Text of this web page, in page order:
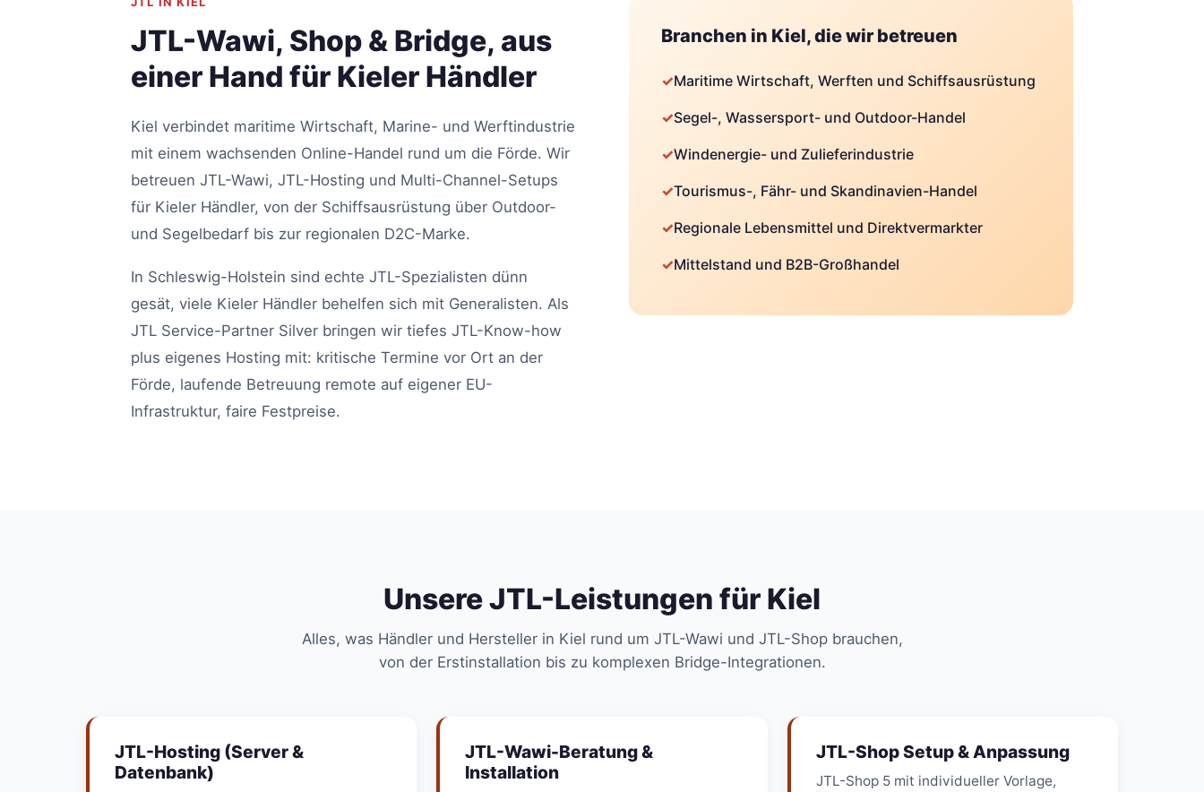
JTL-Wawi, Shop & Bridge, aus
einer Hand für Kieler Händler
Kiel verbindet maritime Wirtschaft, Marine- und Werftindustrie
mit einem wachsenden Online-Handel rund um die Förde. Wir
betreuen JTL-Wawi, JTL-Hosting und Multi-Channel-Setups
für Kieler Händler, von der Schiffsausrüstung über Outdoor-
und Segelbedarf bis zur regionalen D2C-Marke.
In Schleswig-Holstein sind echte JTL-Spezialisten dünn
gesät, viele Kieler Händler behelfen sich mit Generalisten. Als
JTL Service-Partner Silver bringen wir tiefes JTL-Know-how
plus eigenes Hosting mit: kritische Termine vor Ort an der
Förde, laufende Betreuung remote auf eigener EU-
Infrastruktur, faire Festpreise.
Branchen in Kiel, die wir betreuen
✓Maritime Wirtschaft, Werften und Schiffsausrüstung
✓Segel-, Wassersport- und Outdoor-Handel
✓Windenergie- und Zulieferindustrie
✓Tourismus-, Fähr- und Skandinavien-Handel
✓Regionale Lebensmittel und Direktvermarkter
✓Mittelstand und B2B-Großhandel
Unsere JTL-Leistungen für Kiel
Alles, was Händler und Hersteller in Kiel rund um JTL-Wawi und JTL-Shop brauchen,
von der Erstinstallation bis zu komplexen Bridge-Integrationen.
JTL-Hosting (Server &
Datenbank)
JTL-Wawi-Beratung &
Installation
JTL-Shop Setup & Anpassung
JTL-Shop 5 mit individueller Vorlage,